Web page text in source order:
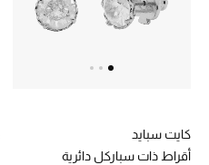
كايت سبايد
أقراط ذات سباركل دائرية